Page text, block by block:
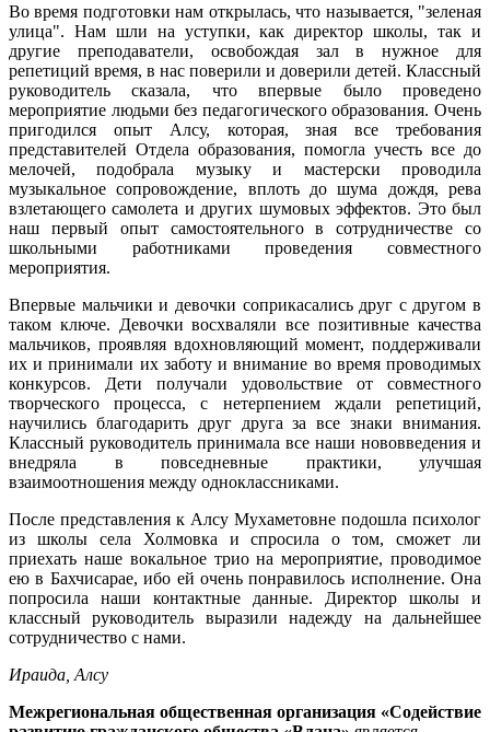
Во время подготовки нам открылась, что называется, "зеленая
улица". Нам шли на уступки, как директор школы, так и
другие преподаватели, освобождая зал в нужное для
репетиций время, в нас поверили и доверили детей. Классный
руководитель сказала, что впервые было проведено
мероприятие людьми без педагогического образования. Очень
пригодился опыт Алсу, которая, зная все требования
представителей Отдела образования, помогла учесть все до
мелочей, подобрала музыку и мастерски проводила
музыкальное сопровождение, вплоть до шума дождя, рева
взлетающего самолета и других шумовых эффектов. Это был
наш первый опыт самостоятельного в сотрудничестве со
школьными работниками проведения совместного
мероприятия.
Впервые мальчики и девочки соприкасались друг с другом в
таком ключе. Девочки восхваляли все позитивные качества
мальчиков, проявляя вдохновляющий момент, поддерживали
их и принимали их заботу и внимание во время проводимых
конкурсов. Дети получали удовольствие от совместного
творческого процесса, с нетерпением ждали репетиций,
научились благодарить друг друга за все знаки внимания.
Классный руководитель принимала все наши нововведения и
внедряла в повседневные практики, улучшая
взаимоотношения между одноклассниками.
После представления к Алсу Мухаметовне подошла психолог
из школы села Холмовка и спросила о том, сможет ли
приехать наше вокальное трио на мероприятие, проводимое
ею в Бахчисарае, ибо ей очень понравилось исполнение. Она
попросила наши контактные данные. Директор школы и
классный руководитель выразили надежду на дальнейшее
сотрудничество с нами.
Ираида, Алсу
Межрегиональная общественная организация «Содействие